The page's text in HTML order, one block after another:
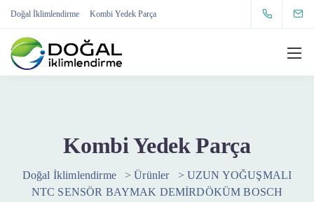
Doğal İklimlendirme Kombi Yedek Parça
Kombi Yedek Parça
Doğal İklimlendirme >Ürünler > UZUN YOĞUŞMALI
NTC SENSÖR BAYMAK DEMİRDÖKÜM BOSCH